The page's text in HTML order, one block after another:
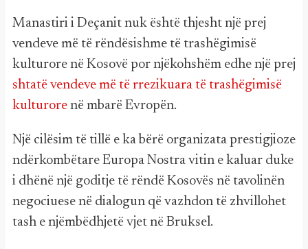
Manastiri i Deçanit nuk është thjesht një prej
vendeve më të rëndësishme të trashëgimisë
kulturore në Kosovë por njëkohshëm edhe një prej
shtatë vendeve më të rrezikuara të trashëgimisë
kulturore në mbarë Evropën.
Një cilësim të tillë e ka bërë organizata prestigjioze
ndërkombëtare Europa Nostra vitin e kaluar duke
i dhënë një goditje të rëndë Kosovës në tavolinën
negociuese në dialogun që vazhdon të zhvillohet
tash e njëmbëdhjetë vjet në Bruksel.